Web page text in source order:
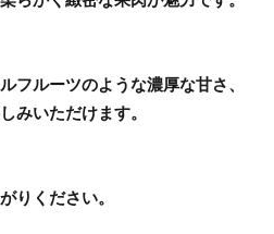
フルーツのような濃厚な甘さ、
みいただけます。
りください。